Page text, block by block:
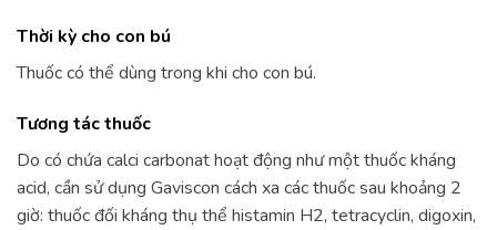
Thời kỳ cho con bú
Thuốc có thể dùng trong khi cho con bú.
Tương tác thuốc
Do có chứa calci carbonat hoạt động như một thuốc kháng
acid, cần sử dụng Gaviscon cách xa các thuốc sau khoảng 2
giờ: thuốc đối kháng thụ thể histamin H2, tetracyclin, digoxin,